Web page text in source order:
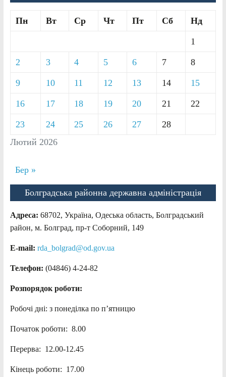
Лютий 2026
Пн Вт Ср Чт Пт Сб Нд
1
2 3 4 5 6 7 8
9 10 11 12 13 14 15
16 17 18 19 20 21 22
23 24 25 26 27 28
Бер »
Болградська районна державна адміністрація
Адреса: 68702, Україна, Одеська область, Болградський
район, м. Болград, пр-т Соборний, 149
E-mail: rda_bolgrad@od.gov.ua
Телефон: (04846) 4-24-82
Розпорядок роботи:
Робочі дні: з понеділка по п’ятницю
Початок роботи: 8.00
Перерва: 12.00-12.45
Кінець роботи: 17.00